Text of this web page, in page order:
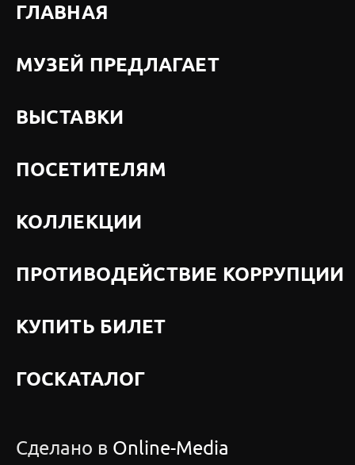
ГЛАВНАЯ
МУЗЕЙ ПРЕДЛАГАЕТ
ВЫСТАВКИ
ПОСЕТИТЕЛЯМ
КОЛЛЕКЦИИ
ПРОТИВОДЕЙСТВИЕ КОРРУПЦИИ
КУПИТЬ БИЛЕТ
ГОСКАТАЛОГ
Сделано в Online-Media